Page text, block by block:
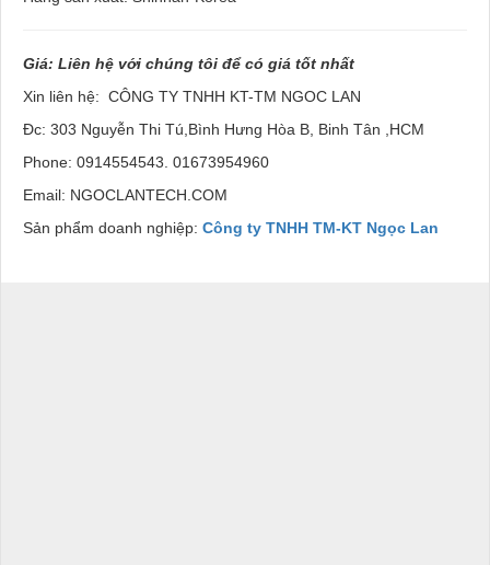
Giá: Liên hệ với chúng tôi để có giá tốt nhất
Xin liên hệ: CÔNG TY TNHH KT-TM NGOC LAN
Đc: 303 Nguyễn Thi Tú,Bình Hưng Hòa B, Binh Tân ,HCM
Phone: 0914554543. 01673954960
Email: NGOCLANTECH.COM
Sản phẩm doanh nghiệp: Công ty TNHH TM-KT Ngọc Lan